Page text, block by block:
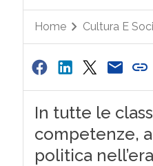
Home Cultura E
In tutte le
competenze,
politica